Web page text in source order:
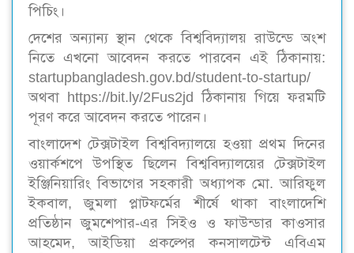
পিচিং।
দেশের অন্যান্য স্থান থেকে বিশ্ববিদ্যালয় রাউন্ডে অংশ
নিতে এখনো আবেদন করতে পারবেন এই ঠিকানায়:
startupbangladesh.gov.bd/student-to-startup/
অথবা https://bit.ly/2Fus2jd ঠিকানায় গিয়ে ফরমটি
পূরণ করে আবেদন করতে পারেন।
বাংলাদেশ টেক্সটাইল বিশ্ববিদ্যালয়ে হওয়া প্রথম দিনের
ওয়ার্কশপে উপস্থিত ছিলেন বিশ্ববিদ্যালয়ের টেক্সটাইল
ইঞ্জিনিয়ারিং বিভাগের সহকারী অধ্যাপক মো. আরিফুল
ইকবাল, জুমলা প্লাটফর্মের শীর্ষে থাকা বাংলাদেশি
প্রতিষ্ঠান জুমশেপার-এর সিইও ও ফাউন্ডার কাওসার
আহমেদ, আইডিয়া প্রকল্পের কনসালটেন্ট এবিএম